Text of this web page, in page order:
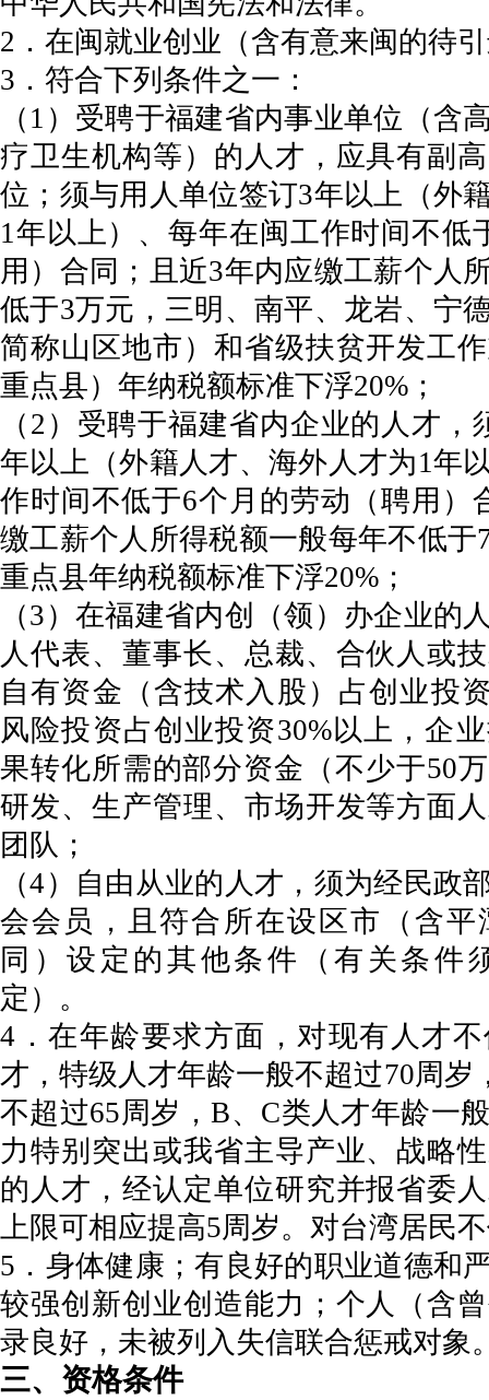
2．在闽就业创业（含有意来闽的待
3．符合下列条件之一：
（1）受聘于福建省内事业单位（含
疗卫生机构等）的人才，应具有副
位；须与用人单位签订3年以上（外
1年以上）、每年在闽工作时间不低
用）合同；且近3年内应缴工薪个人
低于3万元，三明、南平、龙岩、宁
简称山区地市）和省级扶贫开发工
重点县）年纳税额标准下浮20%；
（2）受聘于福建省内企业的人才
年以上（外籍人才、海外人才为1年
作时间不低于6个月的劳动（聘用）
缴工薪个人所得税额一般每年不低于
重点县年纳税额标准下浮20%；
（3）在福建省内创（领）办企业的
人代表、董事长、总裁、合伙人或
自有资金（含技术入股）占创业投
风险投资占创业投资30%以上，企
果转化所需的部分资金（不少于50
研发、生产管理、市场开发等方面
团队；
（4）自由从业的人才，须为经民政
会会员，且符合所在设区市（含平
同）设定的其他条件（有关条件
定）。
4．在年龄要求方面，对现有人才
才，特级人才年龄一般不超过70周岁
不超过65周岁，B、C类人才年龄一
力特别突出或我省主导产业、战略
的人才，经认定单位研究并报省委
上限可相应提高5周岁。对台湾居民
5．身体健康；有良好的职业道德和
较强创新创业创造能力；个人（含
录良好，未被列入失信联合惩戒对象
三、资格条件